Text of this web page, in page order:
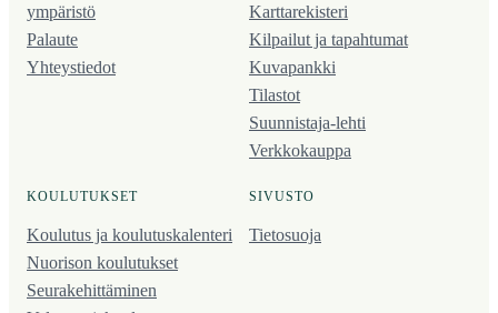
ympäristö
Palaute
Yhteystiedot
Karttarekisteri
Kilpailut ja tapahtumat
Kuvapankki
Tilastot
Suunnistaja-lehti
Verkkokauppa
KOULUTUKSET
Koulutus ja koulutus­kalenteri
Nuorison koulutukset
Seura­kehittäminen
SIVUSTO
Tietosuoja